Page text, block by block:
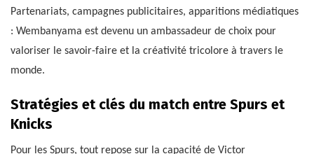
Partenariats, campagnes publicitaires, apparitions médiatiques
: Wembanyama est devenu un ambassadeur de choix pour
valoriser le savoir-faire et la créativité tricolore à travers le
monde.
Stratégies et clés du match entre Spurs et
Knicks
Pour les Spurs, tout repose sur la capacité de Victor